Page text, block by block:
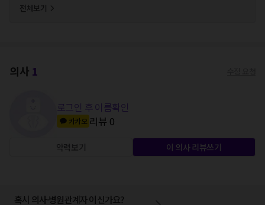
전체보기
의사 1
로그인 후 이름확인
카카오 리뷰 0
약력보기 이 의사 리뷰쓰기
혹시 의사·병원관계자 이신가요?